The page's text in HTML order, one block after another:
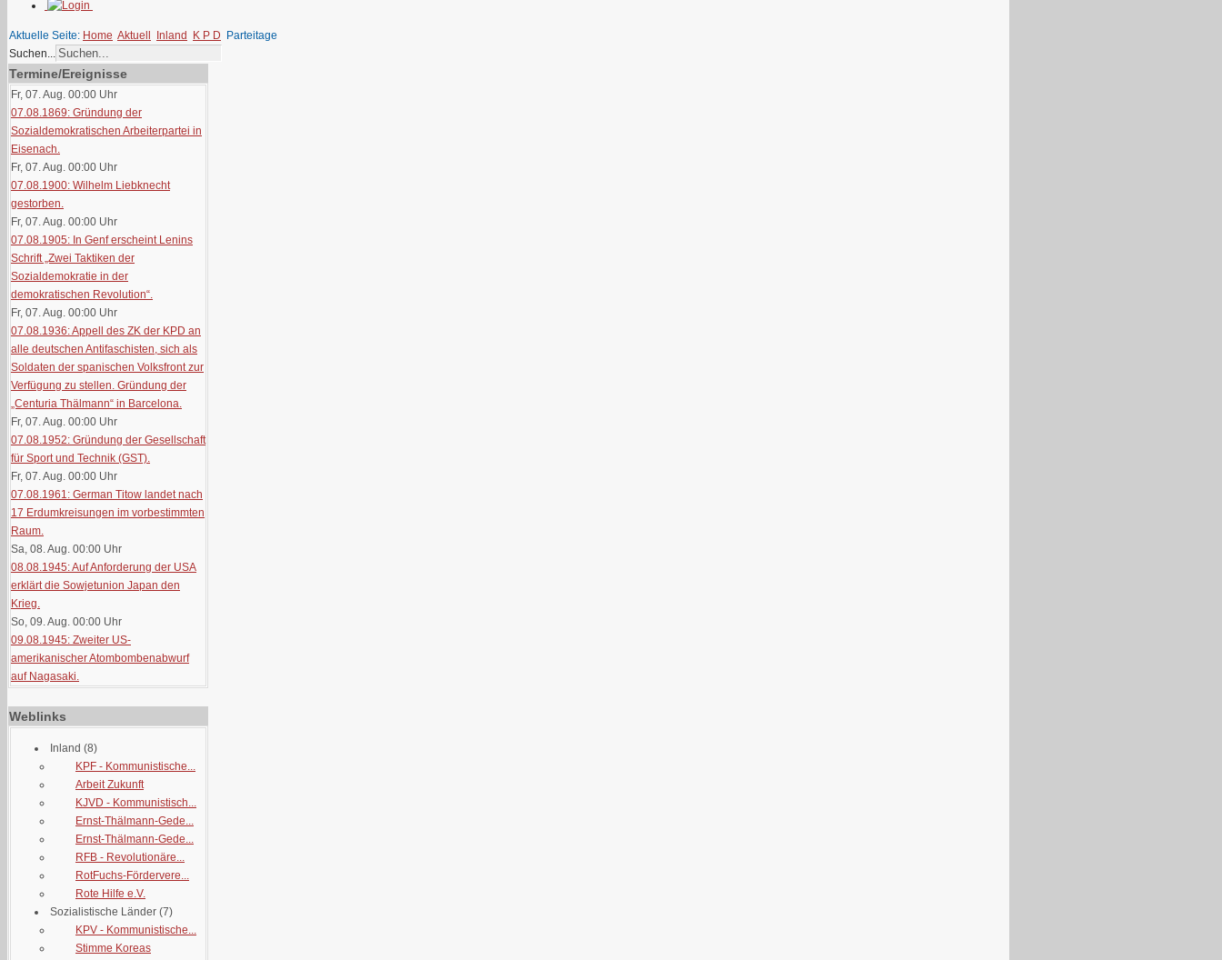
Aktuelle Seite: Home Aktuell Inland K P D
Parteitage
Suchen...
Termine/Ereignisse
Fr, 07. Aug. 00:00 Uhr
07.08.1869: Gründung der
Sozialdemokratischen Arbeiterpartei in
Eisenach.
Fr, 07. Aug. 00:00 Uhr
07.08.1900: Wilhelm Liebknecht
gestorben.
Fr, 07. Aug. 00:00 Uhr
07.08.1905: In Genf erscheint Lenins
Schrift „Zwei Taktiken der
Sozialdemokratie in der
demokratischen Revolution“.
Fr, 07. Aug. 00:00 Uhr
07.08.1936: Appell des ZK der KPD an
alle deutschen Antifaschisten, sich als
Soldaten der spanischen Volksfront zur
Verfügung zu stellen. Gründung der
„Centuria Thälmann“ in Barcelona.
Fr, 07. Aug. 00:00 Uhr
07.08.1952: Gründung der Gesellschaft
für Sport und Technik (GST).
Fr, 07. Aug. 00:00 Uhr
07.08.1961: German Titow landet nach
17 Erdumkreisungen im vorbestimmten
Raum.
Sa, 08. Aug. 00:00 Uhr
08.08.1945: Auf Anforderung der USA
erklärt die Sowjetunion Japan den
Krieg.
So, 09. Aug. 00:00 Uhr
09.08.1945: Zweiter US-
amerikanischer Atombombenabwurf
auf Nagasaki.
Weblinks
Inland (8)
KPF - Kommunistische...
Arbeit Zukunft
KJVD - Kommunistisch...
Ernst-Thälmann-Gede...
Ernst-Thälmann-Gede...
RFB - Revolutionäre...
RotFuchs-Fördervere...
Rote Hilfe e.V.
Sozialistische Länder (7)
KPV - Kommunistische...
Stimme Koreas